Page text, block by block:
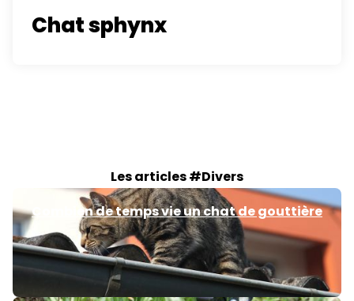
Chat sphynx
Les articles #Divers
Combien de temps vie un chat de gouttière